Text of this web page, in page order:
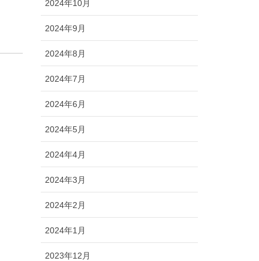
2024年10月
2024年9月
2024年8月
2024年7月
2024年6月
2024年5月
2024年4月
2024年3月
2024年2月
2024年1月
2023年12月